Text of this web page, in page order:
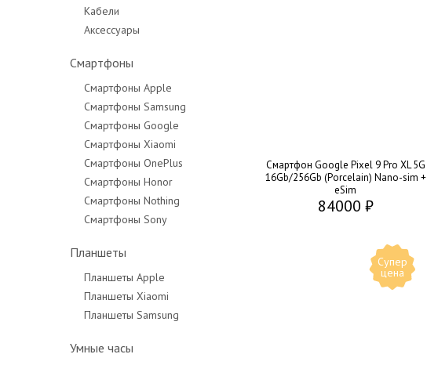
Кабели
Аксессуары
Смартфоны
Смартфоны Apple
Смартфоны Samsung
Смартфоны Google
Смартфоны Xiaomi
Смартфоны OnePlus
Смартфоны Honor
Смартфоны Nothing
Смартфоны Sony
Планшеты
Планшеты Apple
Планшеты Xiaomi
Планшеты Samsung
Умные часы
Смартфон Google Pixel 9 Pro XL 5G
16Gb/256Gb (Porcelain) Nano-sim +
eSim
84000 ₽
Супер
цена